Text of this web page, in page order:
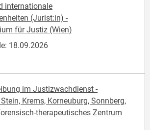
internationale
(Jurist:in) -
für Justiz (Wien)
18.09.2026
im Justizwachdienst -
Krems, Korneuburg, Sonnberg,
therapeutisches Zentrum